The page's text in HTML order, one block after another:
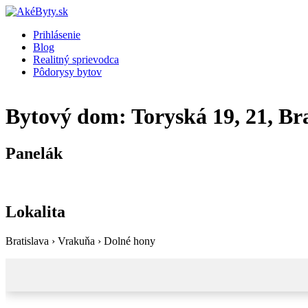
Prihlásenie
Blog
Realitný sprievodca
Pôdorysy bytov
Bytový dom: Toryská 19, 21,
Panelák
Lokalita
Bratislava › Vrakuňa › Dolné hony